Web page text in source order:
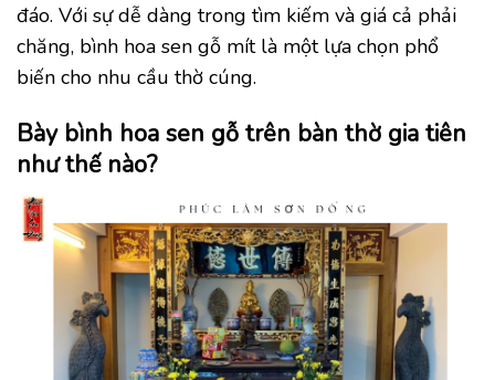
đáo. Với sự dễ dàng trong tìm kiếm và giá cả phải
chăng, bình hoa sen gỗ mít là một lựa chọn phổ
biến cho nhu cầu thờ cúng.
Bày bình hoa sen gỗ trên bàn thờ gia tiên
như thế nào?